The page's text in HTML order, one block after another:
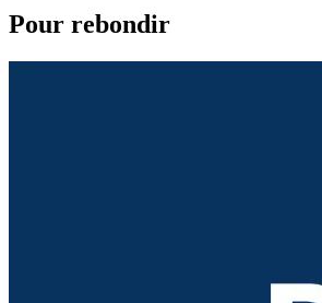
Pour rebondir